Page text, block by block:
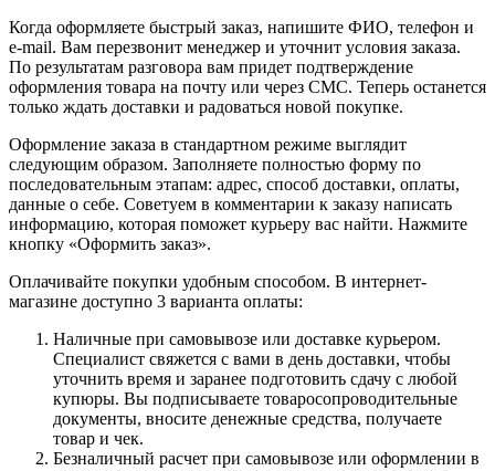
Когда оформляете быстрый заказ, напишите ФИО, телефон и
e-mail. Вам перезвонит менеджер и уточнит условия заказа.
По результатам разговора вам придет подтверждение
оформления товара на почту или через СМС. Теперь останется
только ждать доставки и радоваться новой покупке.
Оформление заказа в стандартном режиме выглядит
следующим образом. Заполняете полностью форму по
последовательным этапам: адрес, способ доставки, оплаты,
данные о себе. Советуем в комментарии к заказу написать
информацию, которая поможет курьеру вас найти. Нажмите
кнопку «Оформить заказ».
Оплачивайте покупки удобным способом. В интернет-
магазине доступно 3 варианта оплаты:
Наличные при самовывозе или доставке курьером.
Специалист свяжется с вами в день доставки, чтобы
уточнить время и заранее подготовить сдачу с любой
купюры. Вы подписываете товаросопроводительные
документы, вносите денежные средства, получаете
товар и чек.
Безналичный расчет при самовывозе или оформлении в